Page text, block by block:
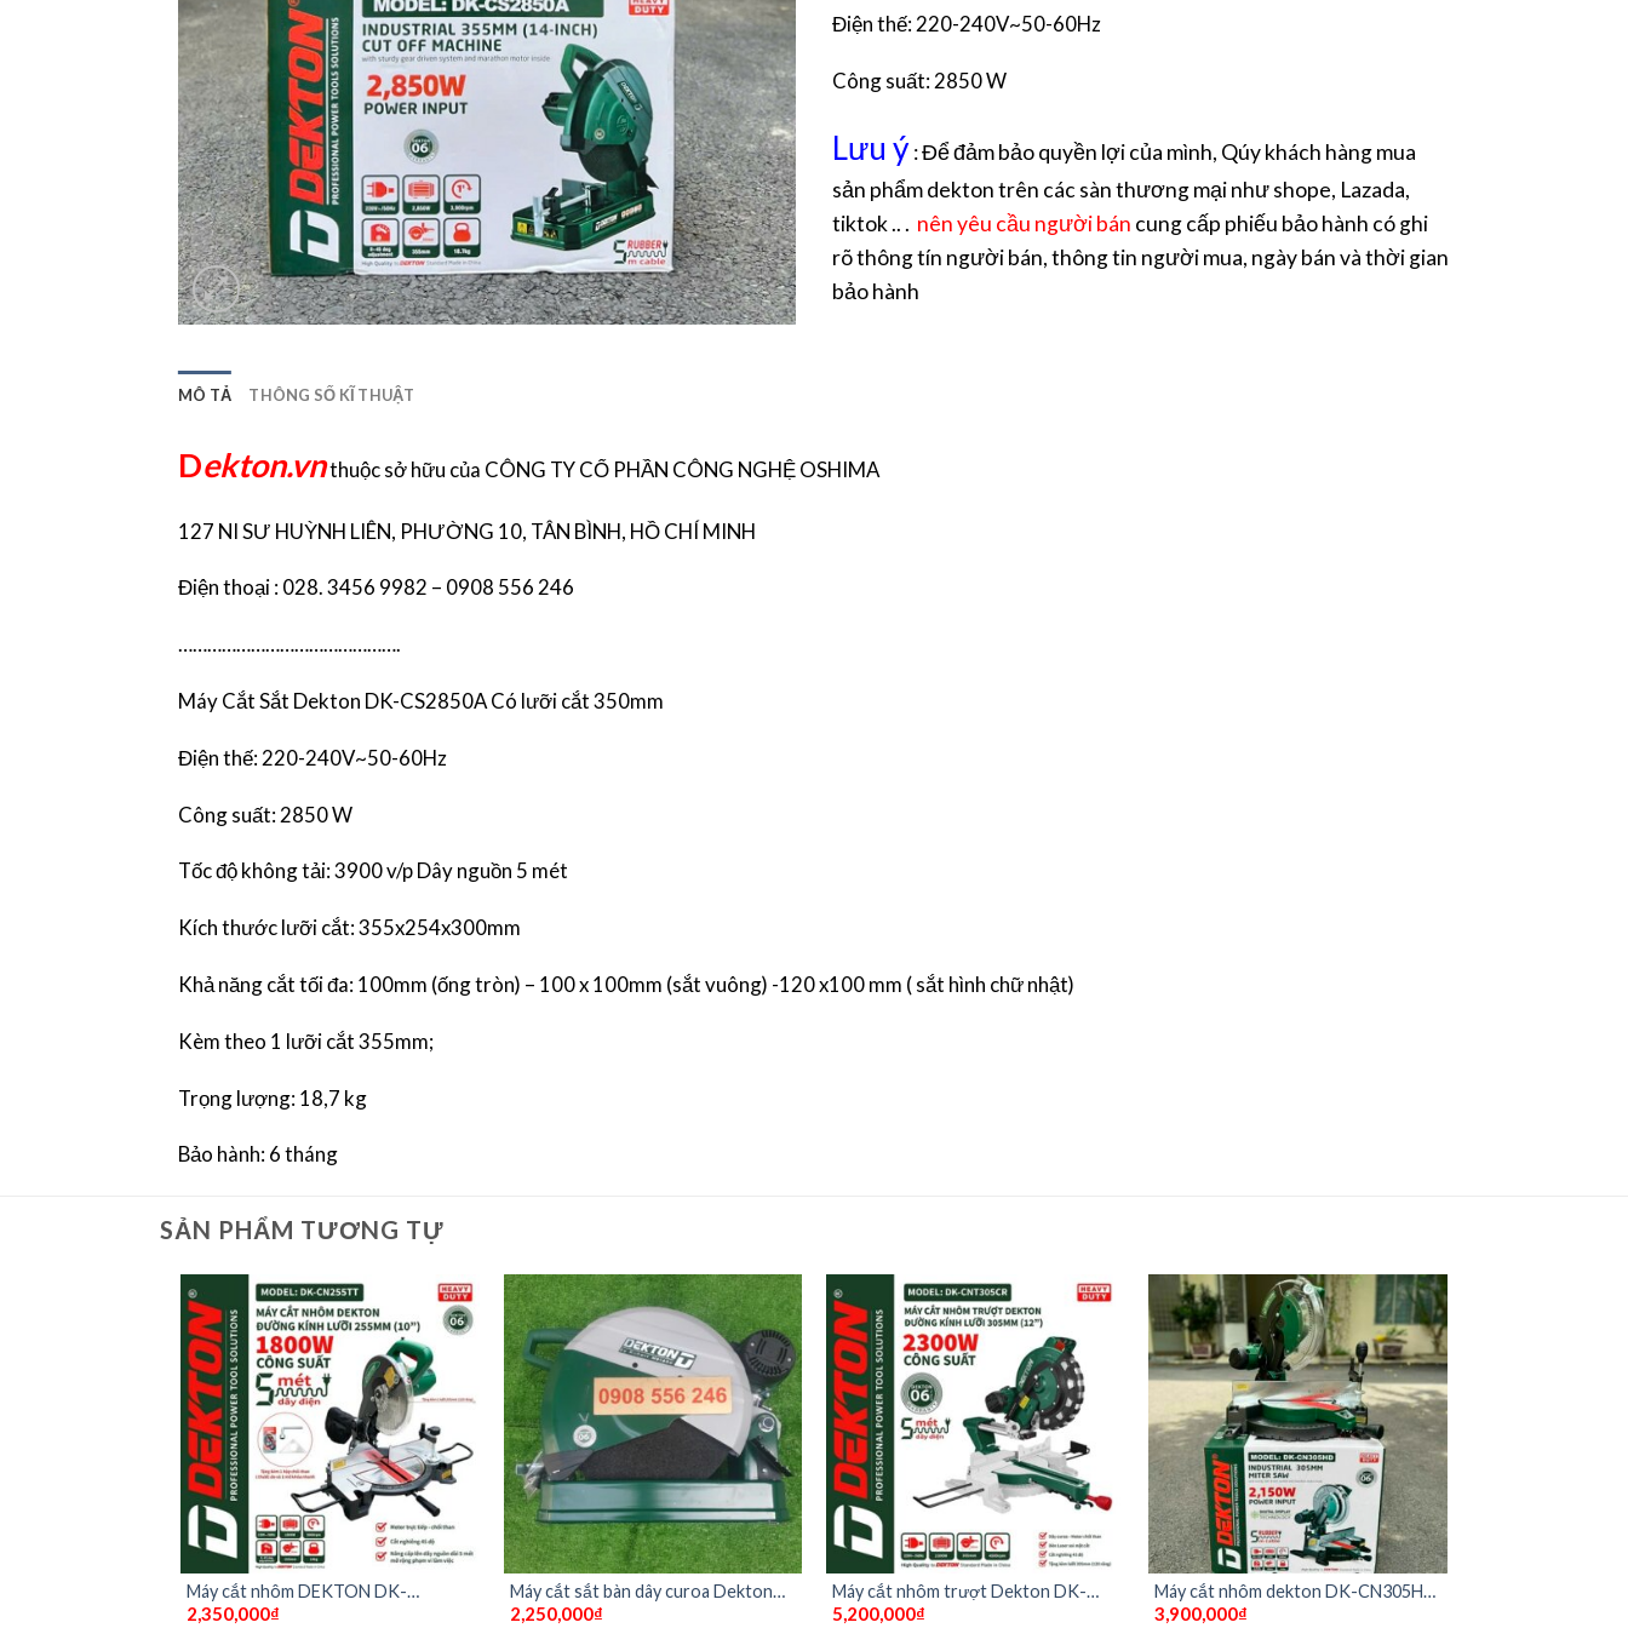
Điện thế: 220-240V~50-60Hz
Công suất: 2850 W
Lưu ý: Để đảm bảo quyền lợi của mình, Qúy khách hàng mua
sản phẩm dekton trên các sàn thương mại như shope, Lazada,
tiktok .. . nên yêu cầu người bán cung cấp phiếu bảo hành có ghi
rõ thông tín người bán, thông tin người mua, ngày bán và thời gian
bảo hành
MÔ TẢ THÔNG SỐ KĨ THUẬT
Dekton.vnthuộc sở hữu của CÔNG TY CỔ PHẦN CÔNG NGHỆ OSHIMA
127 NI SƯ HUỲNH LIÊN, PHƯỜNG 10, TÂN BÌNH, HỒ CHÍ MINH
Điện thoại : 028. 3456 9982 – 0908 556 246
……………………………………….
Máy Cắt Sắt Dekton DK-CS2850A Có lưỡi cắt 350mm
Điện thế: 220-240V~50-60Hz
Công suất: 2850 W
Tốc độ không tải: 3900 v/p Dây nguồn 5 mét
Kích thước lưỡi cắt: 355x254x300mm
Khả năng cắt tối đa: 100mm (ống tròn) – 100 x 100mm (sắt vuông) -120 x100 mm ( sắt hình chữ nhật)
Kèm theo 1 lưỡi cắt 355mm;
Trọng lượng: 18,7 kg
Bảo hành: 6 tháng
SẢN PHẨM TƯƠNG TỰ
Máy cắt nhôm DEKTON DK-
CN255TT có lưỡi cắt nhôm 120 răng
2,350,000₫
Máy cắt sắt bàn dây curoa Dekton
DK-CS2800CR
2,250,000₫
Máy cắt nhôm trượt Dekton DK-
CNT305CR ( dây curoa)
5,200,000₫
Máy cắt nhôm dekton DK-CN305HD
dây curoa
3,900,000₫